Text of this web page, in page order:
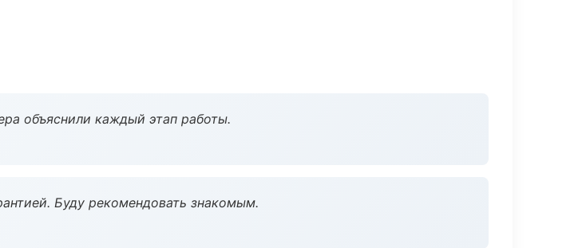
объяснили каждый этап работы.
Буду рекомендовать знакомым.